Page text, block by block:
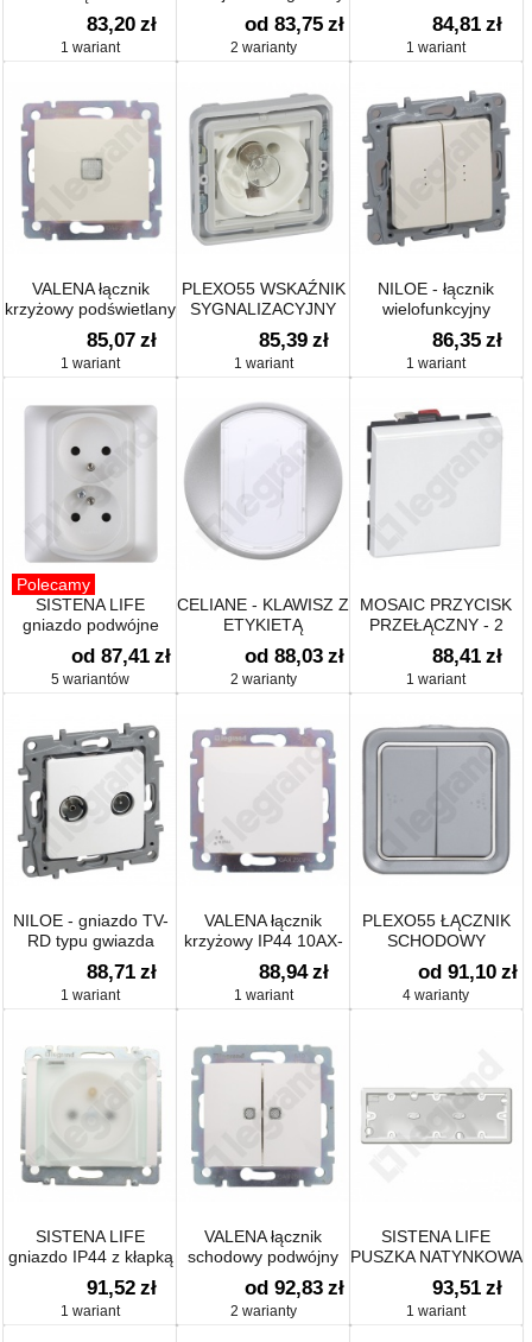
MODUŁ
83,20 zł
1 wariant
od 83,75 zł
2 warianty
PODWÓJNY
84,81 zł
1 wariant
VALENA łącznik
krzyżowy podświetlany
85,07 zł
1 wariant
PLEXO55 WSKAŹNIK
SYGNALIZACYJNY
NA ZARÓWKI E10
SZARY/BIAŁY 230V~
85,39 zł
1 wariant
NILOE - łącznik
wielofunkcyjny
podświetlany 10 AX
86,35 zł
1 wariant
Polecamy
SISTENA LIFE
gniazdo podwójne
2x2P+Z z przesłonami
kompletne
od 87,41 zł
5 wariantów
CELIANE - KLAWISZ Z
ETYKIETĄ
od 88,03 zł
2 warianty
MOSAIC PRZYCISK
PRZEŁĄCZNY - 2
MODUŁY
88,41 zł
1 wariant
NILOE - gniazdo TV-
RD typu gwiazda
1,5dB
88,71 zł
1 wariant
VALENA łącznik
krzyżowy IP44 10AX-
250~
88,94 zł
1 wariant
PLEXO55 ŁĄCZNIK
SCHODOWY
PODWÓJNY
od 91,10 zł
4 warianty
SISTENA LIFE
gniazdo IP44 z kłapką
transparentną
91,52 zł
1 wariant
VALENA łącznik
schodowy podwójny
podświetlany
od 92,83 zł
2 warianty
SISTENA LIFE
PUSZKA NATYNKOWA
POTRÓJNA POZIOMA
ARCTIC
93,51 zł
1 wariant